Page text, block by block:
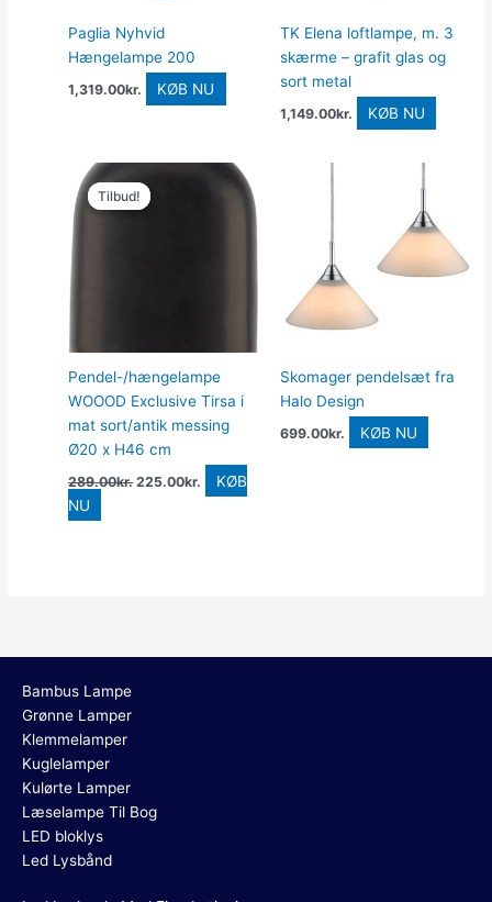
Paglia Nyhvid
Hængelampe 200
1,319.00kr. KØB NU
TK Elena loftlampe, m. 3
skærme – grafit glas og
sort metal
1,149.00kr. KØB NU
Tilbud!
Tilbud!
Pendel-/hængelampe
WOOOD Exclusive Tirsa i
mat sort/antik messing
Ø20 x H46 cm
289.00kr.
oprindelige
pris
225.00kr.
aktuelle
KØB
NU
Skomager pendelsæt fra
Halo Design
699.00kr. KØB NU
Bambus Lampe
Grønne Lamper
Klemmelamper
Kuglelamper
Kulørte Lamper
Læselampe Til Bog
LED bloklys
Led Lysbånd